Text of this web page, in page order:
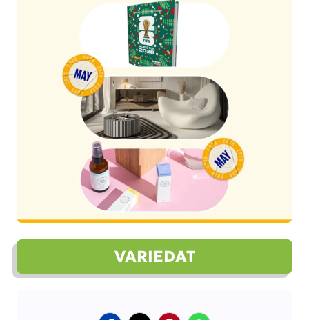
VARIEDAT